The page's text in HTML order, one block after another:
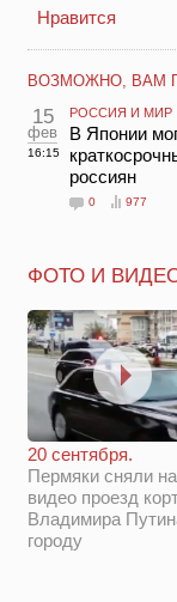
Нравится
ВОЗМОЖНО, ВАМ
15
фев
16:15
РОССИЯ И МИР
В Японии
россиян
0 977
ФОТО И
20 сентября.
Пермяки сняли на
видео проезд
Владимира
городу